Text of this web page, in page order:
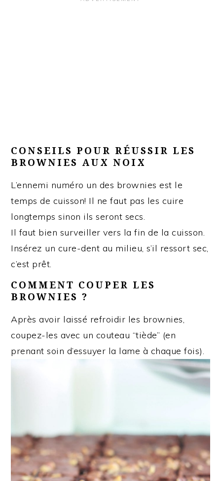
CONSEILS POUR RÉUSSIR LES
BROWNIES AUX NOIX
L’ennemi numéro un des brownies est le
temps de cuisson! Il ne faut pas les cuire
longtemps sinon ils seront secs.
Il faut bien surveiller vers la fin de la cuisson.
Insérez un cure-dent au milieu, s’il ressort sec,
c’est prêt.
COMMENT COUPER LES
BROWNIES ?
Après avoir laissé refroidir les brownies,
coupez-les avec un couteau “tiède” (en
prenant soin d’essuyer la lame à chaque fois).